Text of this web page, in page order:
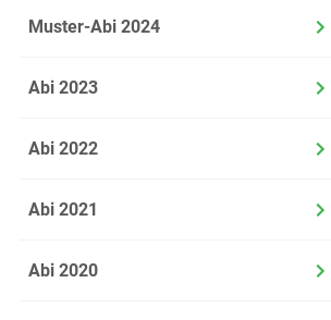
Muster-Abi 2024
Abi 2023
Abi 2022
Abi 2021
Abi 2020